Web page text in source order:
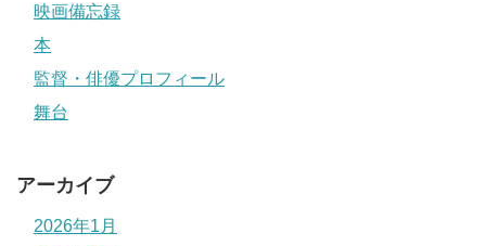
映画備忘録
本
監督・俳優プロフィール
舞台
アーカイブ
2026年1月